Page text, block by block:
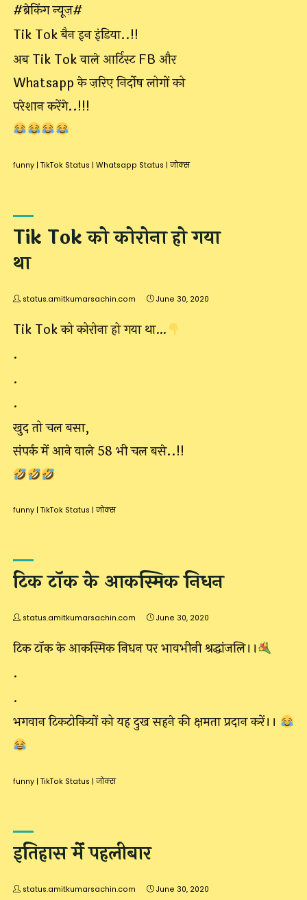
#ब्रेकिंग न्यूज़#
Tik Tok बैन इन इंडिया..!!
अब Tik Tok वाले आर्टिस्ट FB और
Whatsapp के ज़रिए निर्दोष लोगों को
परेशान करेंगे..!!!
funny | TikTok Status | Whatsapp Status | जोक्स
Tik Tok को कोरोना हो गया
था
status.amitkumarsachin.com June 30, 2020
Tik Tok को कोरोना हो गया था…
.
.
.
खुद तो चल बसा,
संपर्क में आने वाले 58 भी चल बसे..!!
funny | TikTok Status | जोक्स
टिक टॉक के आकस्मिक निधन
status.amitkumarsachin.com June 30, 2020
टिक टॉक के आकस्मिक निधन पर भावभीनी श्रद्धांजलि।।
.
.
भगवान टिकटोकियों को यह दुख सहने की क्षमता प्रदान करें।।
funny | TikTok Status | जोक्स
इतिहास मेंं पहलीबार
status.amitkumarsachin.com June 30, 2020